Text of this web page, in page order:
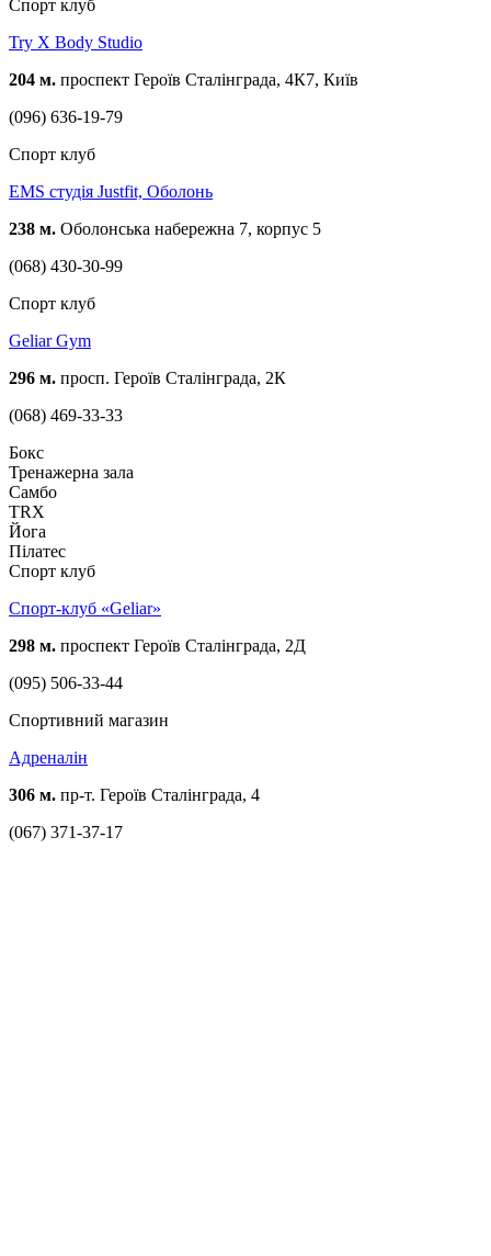
Спорт клуб
Try X Body Studio
204 м. проспект Героїв Сталінграда, 4К7, Київ
(096) 636-19-79
Спорт клуб
EMS студія Justfit, Оболонь
238 м. Оболонська набережна 7, корпус 5
(068) 430-30-99
Спорт клуб
Geliar Gym
296 м. просп. Героїв Сталінграда, 2К
(068) 469-33-33
Бокс
Тренажерна зала
Самбо
TRX
Йога
Пілатес
Спорт клуб
Спорт-клуб «Geliar»
298 м. проспект Героїв Сталінграда, 2Д
(095) 506-33-44
Спортивний магазин
Адреналін
306 м. пр-т. Героїв Сталінграда, 4
(067) 371-37-17